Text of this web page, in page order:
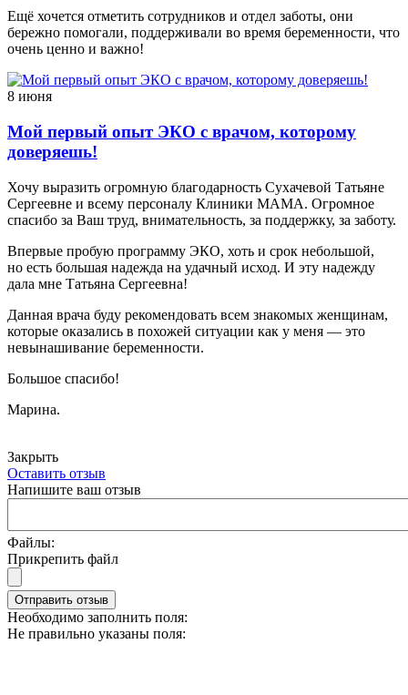
Ещё хочется отметить сотрудников и отдел заботы, они
бережно помогали, поддерживали во время беременности, что
очень ценно и важно!
8 июня
Мой первый опыт ЭКО с врачом, которому
доверяешь!
Хочу выразить огромную благодарность Сухачевой Татьяне
Сергеевне и всему персоналу Клиники МАМА. Огромное
спасибо за Ваш труд, внимательность, за поддержку, за заботу.
Впервые пробую программу ЭКО, хоть и срок небольшой,
но есть большая надежда на удачный исход. И эту надежду
дала мне Татьяна Сергеевна!
Данная врача буду рекомендовать всем знакомых женщинам,
которые оказались в похожей ситуации как у меня — это
невынашивание беременности.
Большое спасибо!
Марина.
Закрыть
Оставить отзыв
Напишите ваш отзыв
Файлы:
Прикрепить файл
Отправить отзыв
Необходимо заполнить поля:
Не правильно указаны поля: